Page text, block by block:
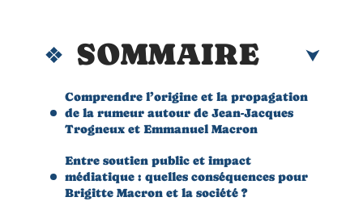
SOMMAIRE
Comprendre l’origine et la propagation
de la rumeur autour de Jean-Jacques
Trogneux et Emmanuel Macron
Entre soutien public et impact
médiatique : quelles conséquences pour
Brigitte Macron et la société ?